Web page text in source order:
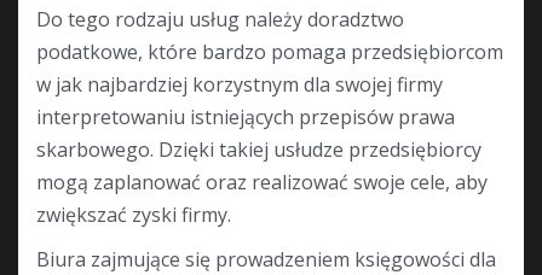
Do tego rodzaju usług należy doradztwo
podatkowe, które bardzo pomaga przedsiębiorcom
w jak najbardziej korzystnym dla swojej firmy
interpretowaniu istniejących przepisów prawa
skarbowego. Dzięki takiej usłudze przedsiębiorcy
mogą zaplanować oraz realizować swoje cele, aby
zwiększać zyski firmy.
Biura zajmujące się prowadzeniem księgowości dla